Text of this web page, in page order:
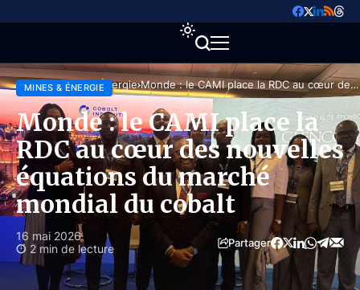
Accueil Mines & Énergie Monde : le CAMI place la RDC au cœur des
nouvelles équations du marché mondial du
cobalt
MINES & ÉNERGIE
Monde : le CAMI place la
RDC au cœur des nouvelles
équations du marché
mondial du cobalt
16 mai 2026
2 min de lecture
Partager